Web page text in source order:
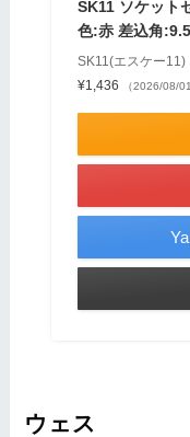
SK11 ソケット
色:赤 差込角
SK11(エスケー11)
¥1,436
（2026/08/
ウェス